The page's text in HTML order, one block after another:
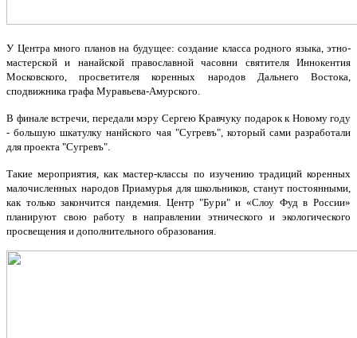
У Центра много планов на будущее: создание класса родного языка, этно-
мастерской и нанайской православной часовни святителя Иннокентия
Московского, просветителя коренных народов Дальнего Востока,
сподвижника графа Муравьева-Амурского.
В финале встречи, передали мэру Сергею Кравчуку подарок к Новому году
- большую шкатулку нанйского чая "Сугревъ", который сами разработали
для проекта "Сугревъ".
Такие мероприятия, как мастер-классы по изучению традиций коренных
малочисленных народов Приамурья для школьников, станут постоянными,
как только закончится пандемия. Центр "Бури" и «Слоу Фуд в России»
планируют свою работу в направлении этнического и экологического
просвещения и дополнительного образования.